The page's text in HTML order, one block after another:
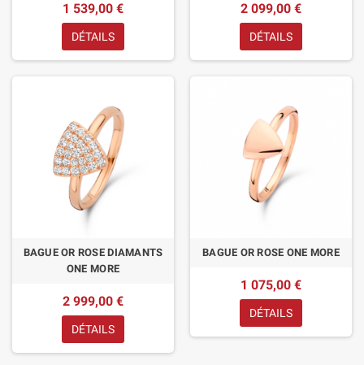
1 539,00 €
DÉTAILS
2 099,00 €
DÉTAILS
BAGUE OR ROSE DIAMANTS
ONE MORE
2 999,00 €
DÉTAILS
BAGUE OR ROSE ONE MORE
1 075,00 €
DÉTAILS